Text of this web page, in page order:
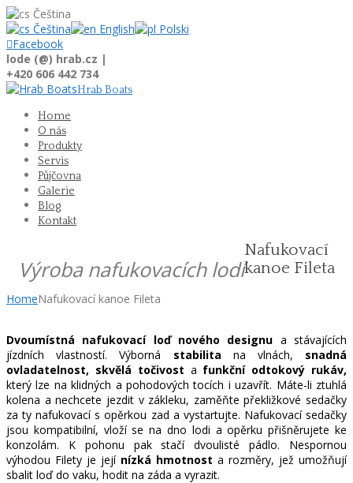
Čeština
Čeština
English
Polski
Facebook
lode (@) hrab.cz |
+420 606 442 734
Hrab Boats
Home
O nás
Produkty
Servis
Půjčovna
Galerie
Blog
Kontakt
Výroba nafukovacích lodí
Nafukovací
kanoe Fileta
HomeNafukovací kanoe Fileta
Dvoumístná nafukovací loď nového designu a stávajících
jízdních vlastností. Výborná stabilita na vlnách, snadná
ovladatelnost, skvělá točivost a funkční odtokový rukáv,
který lze na klidných a pohodových tocích i uzavřít. Máte-li ztuhlá
kolena a nechcete jezdit v zákleku, zaměňte překližkové sedačky
za ty nafukovací s opěrkou zad a vystartujte. Nafukovací sedačky
jsou kompatibilní, vloží se na dno lodi a opěrku přišněrujete ke
konzolám. K pohonu pak stačí dvoulisté pádlo. Nespornou
výhodou Filety je její nízká hmotnost a rozměry, jež umožňují
sbalit loď do vaku, hodit na záda a vyrazit.